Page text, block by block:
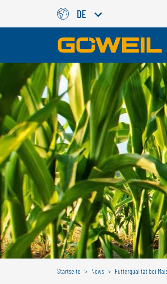
DE
Wählen Sie Ihre
INTERNATIONAL
GÖWEIL
DEUTSCH
ENGLISH
FRANÇAIS
NEDERLANDS
ČESKÝ
Startseite News Futterqualität bei